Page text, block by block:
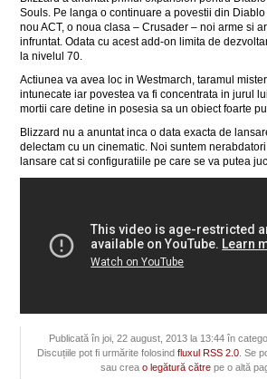
Souls. Pe langa o continuare a povestii din
nou ACT, o noua clasa – Crusader – noi arme si
infruntat. Odata cu acest add-on limita de
la nivelul 70.
Actiunea va avea loc in Westmarch, taramul
intunecate iar povestea va fi concentrata in jurul
mortii care detine in posesia sa un obiect foarte
Blizzard nu a anuntat inca o data exacta de
delectam cu un cinematic. Noi suntem
lansare cat si configuratiile pe care se va putea
Publicată în joi, 22 august, 2013 la 13:44 în
Discuțiile pot fi urmărite folosind fluxul RSS 2.0. Se
sau crea o legătură cătrepe o altă